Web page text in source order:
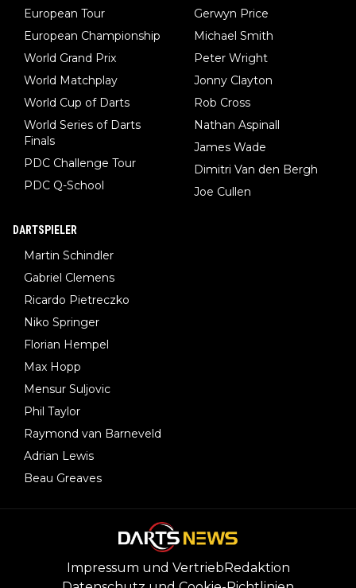
European Tour
European Championship
World Grand Prix
World Matchplay
World Cup of Darts
World Series of Darts
Finals
PDC Challenge Tour
PDC Q-School
Gerwyn Price
Michael Smith
Peter Wright
Jonny Clayton
Rob Cross
Nathan Aspinall
James Wade
Dimitri Van den Bergh
Joe Cullen
DARTSPIELER
Martin Schindler
Gabriel Clemens
Ricardo Pietreczko
Niko Springer
Florian Hempel
Max Hopp
Mensur Suljovic
Phil Taylor
Raymond van Barneveld
Adrian Lewis
Beau Greaves
Impressum und VertriebRedaktion